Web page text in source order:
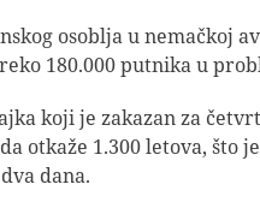
osoblja u nemačkoj
180.000 putnika u
koji je zakazan za
otkaže 1.300 letova, što
dana.